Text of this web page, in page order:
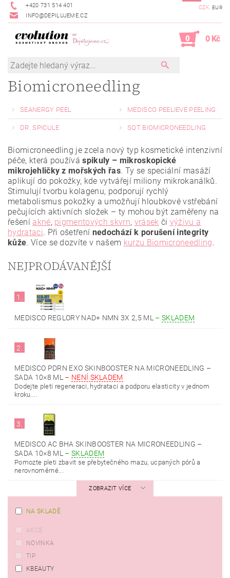
+420 731 514 401
INFO@DEPILUJEME.CZ
CZK EUR
0 0 Kč
Biomicroneedling
SEANERGY PEEL MEDISCO PEELIEVE PEELING
DR. SPICULE SQT BIOMICRONEEDLING
Biomicroneedling je zcela nový typ kosmetické intenzivní
péče, která používáspikuly – mikroskopické
mikrojehličky z mořských řas. Ty se speciální masáží
aplikují do pokožky, kde vytvářejí miliony mikrokanálků.
Stimulují tvorbu kolagenu, podporují rychlý
metabolismus pokožky a umožňují hloubkové vstřebání
pečujících aktivních složek – ty mohou být zaměřeny na
řešení akné, pigmentových skvrn, vrásek či výživu a
hydrataci. Při ošetření nedochází k porušení integrity
kůže. Více se dozvíte v našem kurzu Biomicroneedling.
NEJPRODÁVANĚJŠÍ
1.
MEDISCO REGLORY NAD+ NMN 3X 2,5 ML – SKLADEM
2.
MEDISCO PDRN EXO SKINBOOSTER NA MICRONEEDLING –
SADA 10×8 ML – NENÍ SKLADEM
Dodejte pleti regeneraci, hydrataci a podporu elasticity v jednom
kroku....
3.
MEDISCO AC BHA SKINBOOSTER NA MICRONEEDLING –
SADA 10×8 ML – SKLADEM
Pomozte pleti zbavit se přebytečného mazu, ucpaných pórů a
nerovnoměrné...
ZOBRAZIT VÍCE
NA SKLADĚ
AKCE
NOVINKA
TIP
KBEAUTY